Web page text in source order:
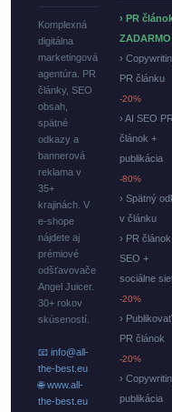
Komplexná
digitálna
marketingová
agentúra. PR
články, SEO
obsah,
spätné
odkazy a
bannerová
reklama v
35+
krajinách. V
e-shope
nájdete aj
prémiové
odšťavovače
Angel Juicer.
30+ rokov
skúseností.
📧 info@all-
the-best.eu
🌐 www.all-
the-best.eu
› PR
ZADARMO
›
PR článku
-20%
› AI SEO PR
článok +
publikácia
-80%
› Spätný
v článku
› PR
SEO +
sociálne
-20%
› Publikovať
PR článok
-20%
›
publikácia